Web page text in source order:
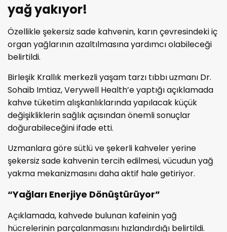
yağ yakıyor!
Özellikle şekersiz sade kahvenin, karın çevresindeki iç
organ yağlarının azaltılmasına yardımcı olabileceği
belirtildi.
Birleşik Krallık merkezli yaşam tarzı tıbbı uzmanı Dr.
Sohaib Imtiaz, Verywell Health’e yaptığı açıklamada
kahve tüketim alışkanlıklarında yapılacak küçük
değişikliklerin sağlık açısından önemli sonuçlar
doğurabileceğini ifade etti.
Uzmanlara göre sütlü ve şekerli kahveler yerine
şekersiz sade kahvenin tercih edilmesi, vücudun yağ
yakma mekanizmasını daha aktif hale getiriyor.
“Yağları Enerjiye Dönüştürüyor”
Açıklamada, kahvede bulunan kafeinin yağ
hücrelerinin parçalanmasını hızlandırdığı belirtildi.